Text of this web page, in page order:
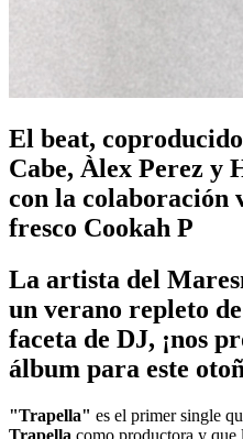
El beat,
Cabe, Àlex Perez y
con la colaboración
fresco Cookah P
La artista del
un verano repleto
faceta de DJ, ¡nos
álbum para este
"Trapella" es el primer single
Trapella como productora y que